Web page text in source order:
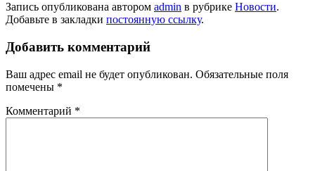
Запись опубликована автором admin в рубрике Новости.
Добавьте в закладки постоянную ссылку.
Добавить комментарий
Ваш адрес email не будет опубликован. Обязательные поля
помечены *
Комментарий *